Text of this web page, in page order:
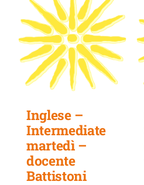
Inglese –
Intermediate
martedì –
docente
Battistoni